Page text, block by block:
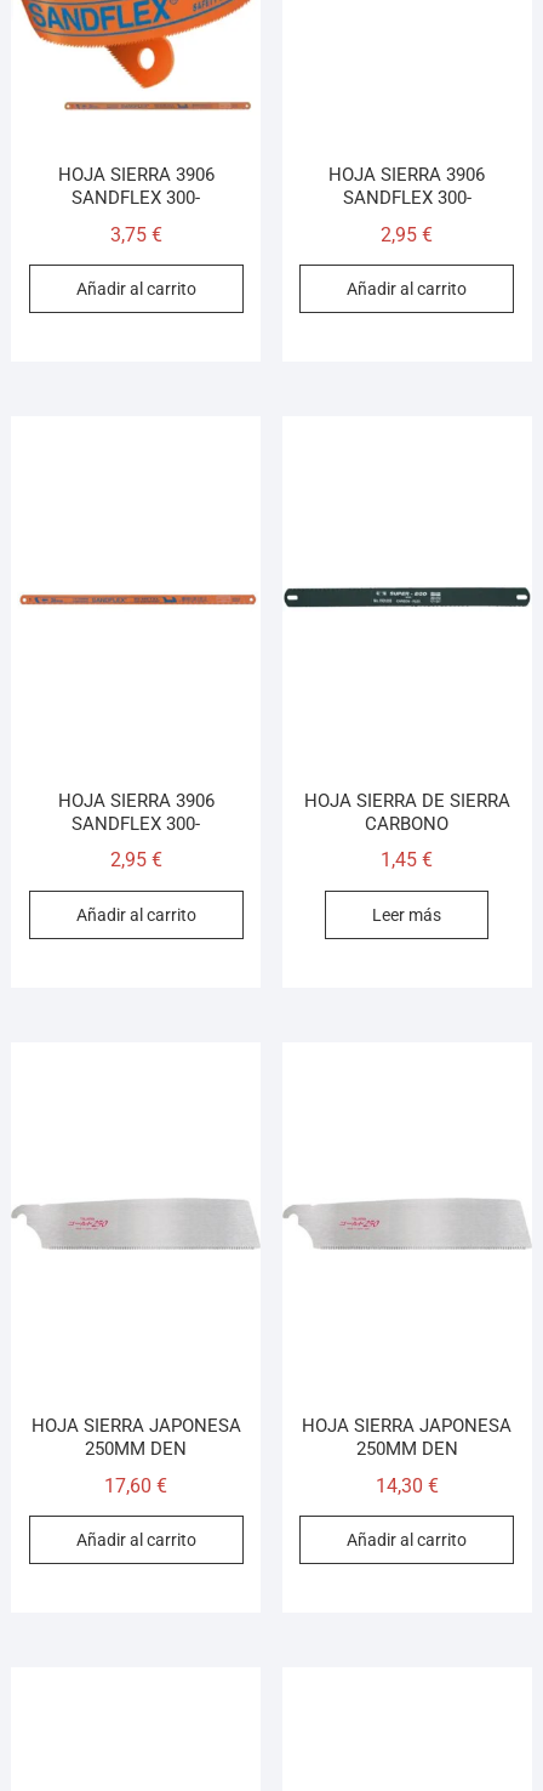
HOJA SIERRA 3906
SANDFLEX 300-
3,75 €
Añadir al carrito
HOJA SIERRA 3906
SANDFLEX 300-
2,95€
Añadir al carrito
HOJA SIERRA 3906
SANDFLEX 300-
2,95 €
Añadir al carrito
HOJA SIERRA DE SIERRA
CARBONO
1,45€
Leer más
HOJA SIERRA JAPONESA
250MM DEN
17,60€
Añadir al carrito
HOJA SIERRA JAPONESA
250MM DEN
14,30 €
Añadir al carrito